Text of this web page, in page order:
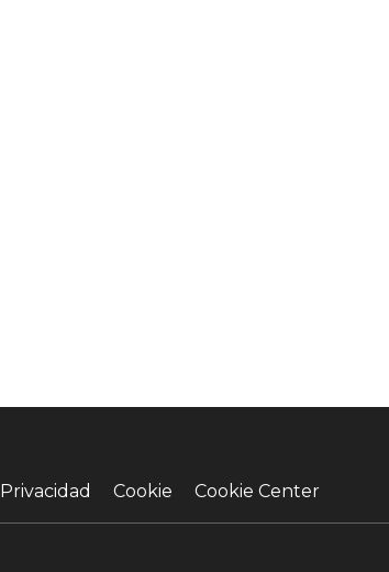
Privacidad Cookie Cookie Center